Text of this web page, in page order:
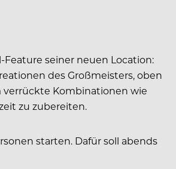
Feature seiner neuen Location:
des Großmeisters, oben
verrückte Kombinationen wie
zu zubereiten.
starten. Dafür soll abends